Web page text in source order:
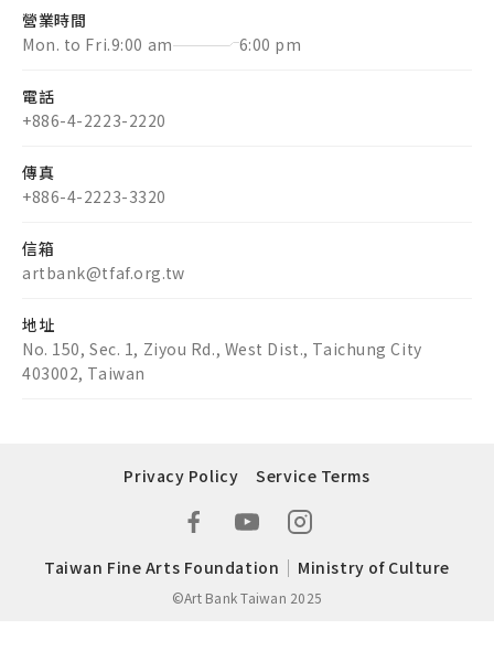
營業時間
Mon. to Fri.9:00 am 6:00 pm
電話
+886-4-2223-2220
傳真
+886-4-2223-3320
信箱
artbank@tfaf.org.tw
地址
No. 150, Sec. 1, Ziyou Rd., West Dist., Taichung City
403002, Taiwan
Taiwan Fine Arts Foundation Ministry of Culture
©Art Bank Taiwan 2025
Privacy Policy Service Terms